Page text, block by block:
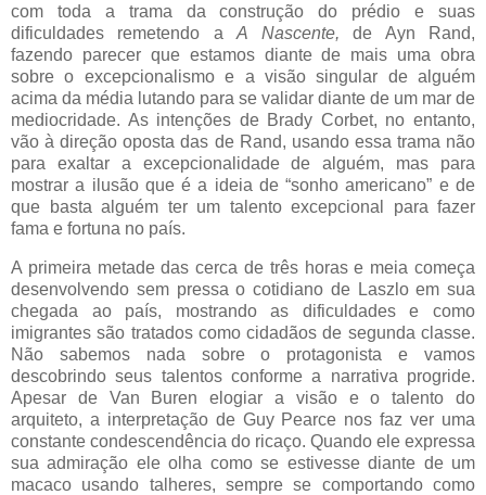
com toda a trama da construção do prédio e suas
dificuldades remetendo aA Nascente,de Ayn Rand,
fazendo parecer que estamos diante de mais uma obra
sobre o excepcionalismo e a visão singular de alguém
acima da média lutando para se validar diante de um mar de
mediocridade. As intenções de Brady Corbet, no entanto,
vão à direção oposta das de Rand, usando essa trama não
para exaltar a excepcionalidade de alguém, mas para
mostrar a ilusão que é a ideia de “sonho americano” e de
que basta alguém ter um talento excepcional para fazer
fama e fortuna no país.
A primeira metade das cerca de três horas e meia começa
desenvolvendo sem pressa o cotidiano de Laszlo em sua
chegada ao país, mostrando as dificuldades e como
imigrantes são tratados como cidadãos de segunda classe.
Não sabemos nada sobre o protagonista e vamos
descobrindo seus talentos conforme a narrativa progride.
Apesar de Van Buren elogiar a visão e o talento do
arquiteto, a interpretação de Guy Pearce nos faz ver uma
constante condescendência do ricaço. Quando ele expressa
sua admiração ele olha como se estivesse diante de um
macaco usando talheres, sempre se comportando como